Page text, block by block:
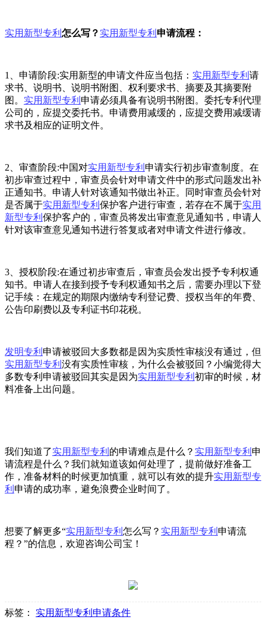
实用新型专利 怎么写？ 实用新型专利 申请流程：
1、申请阶段:实用新型的申请文件应当包括： 实用新型专利 请
求书、说明书、说明书附图、权利要求书、摘要及其摘要附
图。 实用新型专利 申请必须具备有说明书附图。委托专利代理
公司的，应提交委托书。申请费用减缓的，应提交费用减缓请
求书及相应的证明文件。
2、审查阶段:中国对实用新型专利 申请实行初步审查制度。在
初步审查过程中，审查员会针对申请文件中的形式问题发出补
正通知书。申请人针对该通知书做出补正。同时审查员会针对
是否属于实用新型专利 保护客户进行审查，若存在不属于实用
新型专利 保护客户的，审查员将发出审查意见通知书，申请人
针对该审查意见通知书进行答复或者对申请文件进行修改。
3、授权阶段:在通过初步审查后，审查员会发出授予专利权通
知书。申请人在接到授予专利权通知书之后，需要办理以下登
记手续：在规定的期限内缴纳专利登记费、授权当年的年费、
公告印刷费以及专利证书印花税。
发明专利 申请被驳回大多数都是因为实质性审核没有通过，但
实用新型专利 没有实质性审核，为什么会被驳回？小编觉得大
多数专利申请被驳回其实是因为实用新型专利 初审的时候，材
料准备上出问题。
我们知道了实用新型专利 的申请难点是什么？ 实用新型专利 申
请流程是什么？我们就知道该如何处理了，提前做好准备工
作，准备材料的时候更加慎重，就可以有效的提升实用新型专
利 申请的成功率，避免浪费企业时间了。
想要了解更多“实用新型专利 怎么写？ 实用新型专利 申请流
程？”的信息，欢迎咨询公司宝！
标签： 实用新型专利申请条件